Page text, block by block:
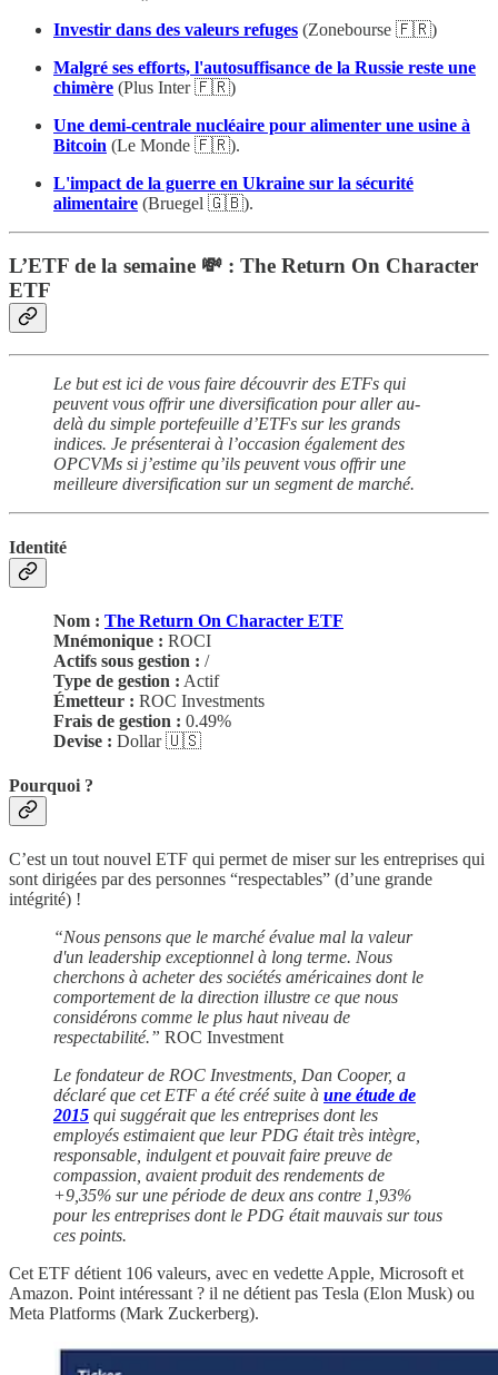
Investir dans des valeurs refuges (Zonebourse 🇫🇷)
Malgré ses efforts, l'autosuffisance de la Russie reste une
chimère (Plus Inter 🇫🇷)
Une demi-centrale nucléaire pour alimenter une usine à
Bitcoin (Le Monde 🇫🇷).
L'impact de la guerre en Ukraine sur la sécurité
alimentaire (Bruegel 🇬🇧).
L’ETF de la semaine 💸 : The Return On Character
ETF
Le but est ici de vous faire découvrir des ETFs qui
peuvent vous offrir une diversification pour aller au-
delà du simple portefeuille d’ETFs sur les grands
indices. Je présenterai à l’occasion également des
OPCVMs si j’estime qu’ils peuvent vous offrir une
meilleure diversification sur un segment de marché.
Identité
Nom : The Return On Character ETF
Mnémonique : ROCI
Actifs sous gestion : /
Type de gestion : Actif
Émetteur : ROC Investments
Frais de gestion : 0.49%
Devise : Dollar 🇺🇸
Pourquoi ?
C’est un tout nouvel ETF qui permet de miser sur les entreprises qui
sont dirigées par des personnes “respectables” (d’une grande
intégrité) !
“Nous pensons que le marché évalue mal la valeur
d'un leadership exceptionnel à long terme. Nous
cherchons à acheter des sociétés américaines dont le
comportement de la direction illustre ce que nous
considérons comme le plus haut niveau de
respectabilité.” ROC Investment
Le fondateur de ROC Investments, Dan Cooper, a
déclaré que cet ETF a été créé suite à une étude de
2015 qui suggérait que les entreprises dont les
employés estimaient que leur PDG était très intègre,
responsable, indulgent et pouvait faire preuve de
compassion, avaient produit des rendements de
+9,35% sur une période de deux ans contre 1,93%
pour les entreprises dont le PDG était mauvais sur tous
ces points.
Cet ETF détient 106 valeurs, avec en vedette Apple, Microsoft et
Amazon. Point intéressant ? il ne détient pas Tesla (Elon Musk) ou
Meta Platforms (Mark Zuckerberg).